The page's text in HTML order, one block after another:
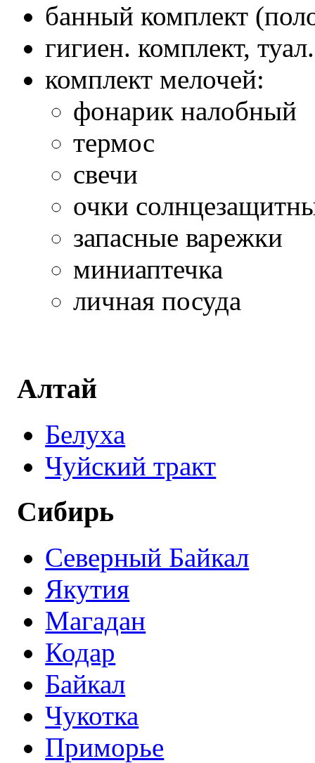
банный комплект
гигиен. комплект,
комплект мелочей:
фонарик налобный
термос
свечи
очки
запасные варежки
миниаптечка
личная посуда
Алтай
Белуха
Чуйский тракт
Сибирь
Северный Байкал
Якутия
Магадан
Кодар
Байкал
Чукотка
Приморье